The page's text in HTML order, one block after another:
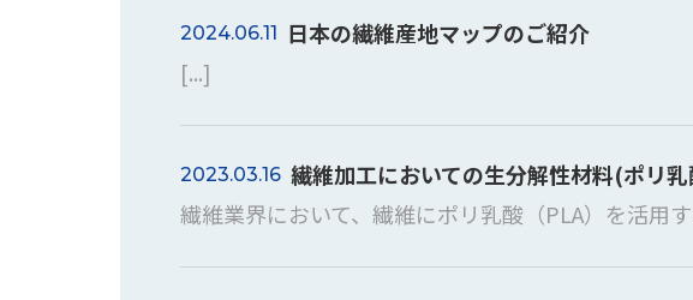
2024.06.11
日本の繊維産地マップのご紹介
[...]
2023.03.16 繊維加工においての生分解性材料(ポリ
繊維業界において、繊維にポリ乳酸（PLA）を活用